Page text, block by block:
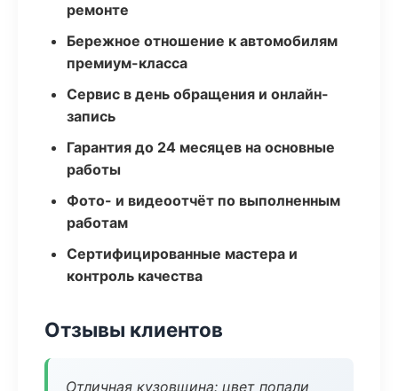
ремонте
Бережное отношение к автомобилям
премиум-класса
Сервис в день обращения и онлайн-
запись
Гарантия до 24 месяцев на основные
работы
Фото- и видеоотчёт по выполненным
работам
Сертифицированные мастера и
контроль качества
Отзывы клиентов
Отличная кузовщина: цвет попали